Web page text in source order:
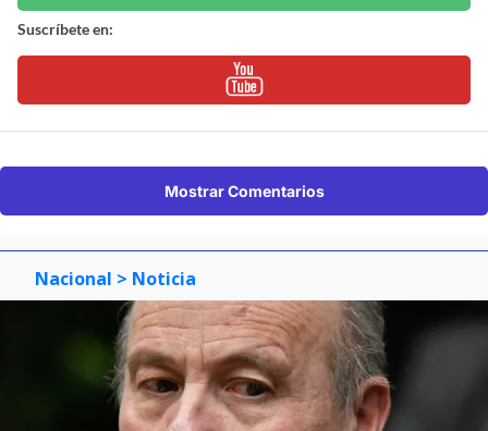
Suscríbete en:
Mostrar Comentarios
Nacional > Noticia